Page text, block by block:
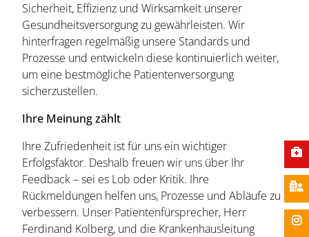
Sicherheit, Effizienz und Wirksamkeit unserer
Gesundheitsversorgung zu gewährleisten. Wir
hinterfragen regelmäßig unsere Standards und
Prozesse und entwickeln diese kontinuierlich weiter,
um eine bestmögliche Patientenversorgung
sicherzustellen.
Ihre Meinung zählt
Ihre Zufriedenheit ist für uns ein wichtiger
Erfolgsfaktor. Deshalb freuen wir uns über Ihr
Feedback – sei es Lob oder Kritik. Ihre
Rückmeldungen helfen uns, Prozesse und Abläufe zu
verbessern. Unser Patientenfürsprecher, Herr
Ferdinand Kolberg, und die Krankenhausleitung